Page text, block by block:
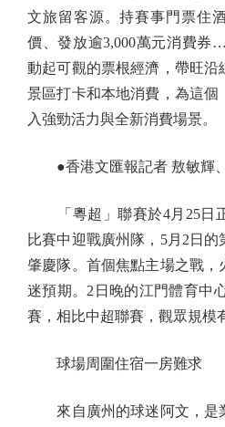
文旅留客源。持賽事門票住
價、發放逾3,000萬元消費
動起可觀的票根經濟，帶旺沿
景區打卡和本地消費，為這個
入強勁活力與全新消費場景。
●香港文匯報記者 敖敏輝、
「粵超」聯賽於4月25日
比賽中迎戰廣州隊，5月2日
肇慶隊。首個焦點主場之戰
迷預期。2日晚的江門體育中
賽，相比中超聯賽，觀眾規模
球場周圍住宿一房難求
來自廣州的球迷阿文，是